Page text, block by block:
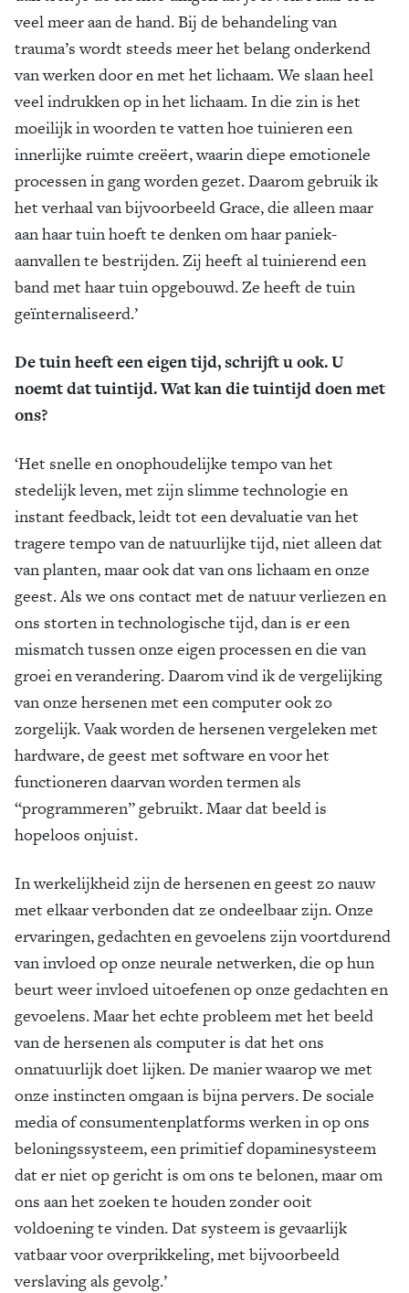
veel meer aan de hand. Bij de behandeling van
trauma’s wordt steeds meer het belang onderkend
van werken door en met het lichaam. We slaan heel
veel indrukken op in het lichaam. In die zin is het
moeilijk in woorden te vatten hoe tuinieren een
innerlijke ruimte creëert, waarin diepe emotionele
processen in gang worden gezet. Daarom gebruik ik
het verhaal van bijvoorbeeld Grace, die alleen maar
aan haar tuin hoeft te denken om haar paniek­
aanvallen te bestrijden. Zij heeft al tuinierend een
band met haar tuin opgebouwd. Ze heeft de tuin
geïnternaliseerd.’
De tuin heeft een eigen tijd, schrijft u ook. U
noemt dat tuintijd. Wat kan die tuintijd doen met
ons?
‘Het snelle en onophoudelijke tempo van het
stedelijk leven, met zijn slimme technologie en
instant feedback, leidt tot een devaluatie van het
tragere tempo van de natuurlijke tijd, niet alleen dat
van planten, maar ook dat van ons lichaam en onze
geest. Als we ons contact met de natuur verliezen en
ons storten in technologische tijd, dan is er een
mismatch tussen onze eigen processen en die van
groei en verandering. Daarom vind ik de vergelijking
van onze hersenen met een computer ook zo
zorgelijk. Vaak worden de hersenen vergeleken met
hardware, de geest met software en voor het
functioneren daarvan worden termen als
“programmeren” gebruikt. Maar dat beeld is
hopeloos onjuist.
In werkelijkheid zijn de hersenen en geest zo nauw
met elkaar verbonden dat ze ondeelbaar zijn. Onze
ervaringen, gedachten en gevoelens zijn voortdurend
van invloed op onze neurale netwerken, die op hun
beurt weer invloed uitoefenen op onze gedachten en
gevoelens. Maar het echte probleem met het beeld
van de hersenen als computer is dat het ons
onnatuurlijk doet lijken. De manier waarop we met
onze instincten omgaan is bijna pervers. De sociale
media of consumentenplatforms werken in op ons
beloningssysteem, een primitief dopaminesysteem
dat er niet op gericht is om ons te belonen, maar om
ons aan het zoeken te houden zonder ooit
voldoening te vinden. Dat systeem is gevaarlijk
vatbaar voor overprikkeling, met bijvoorbeeld
verslaving als gevolg.’